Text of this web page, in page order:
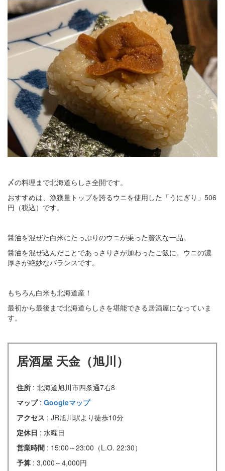
〆の料理まで北海道らしさ全開です。
おすすめは、漁獲量トップを誇るウニを使用した「うにぎり」506
円（税込）です。
醤油を混ぜた白米にたっぷりのウニが乗った贅沢な一品。
醤油を混ぜ込んだことであっさりさが加わったご飯に、ウニの濃
厚さが絶妙なバランスです。
もちろん白米も北海道産！
最初から最後まで北海道らしさを堪能できる居酒屋になっていま
す。
居酒屋 天金（旭川）
住所 : 北海道旭川市四条通7右8
マップ : Googleマップ
アクセス : JR旭川駅より徒歩10分
定休日 : 水曜日
営業時間 : 15:00～23:00（L.O. 22:30）
予算 : 3,000～4,000円